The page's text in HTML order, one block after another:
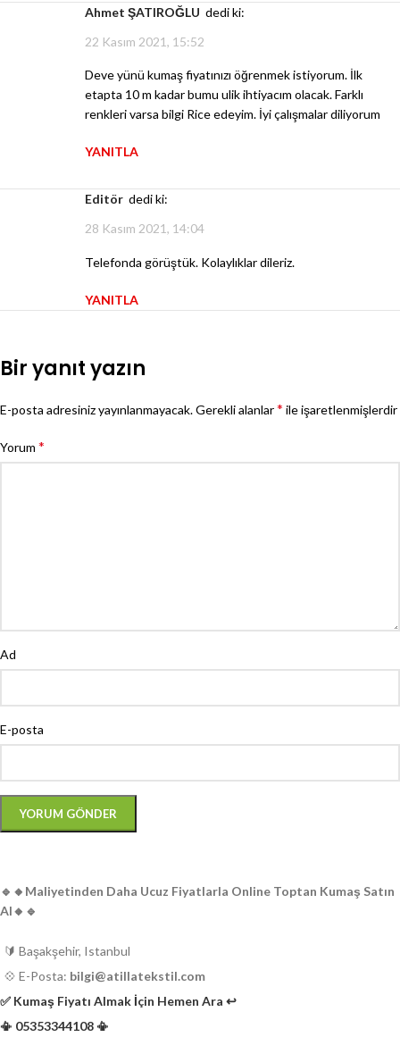
Ahmet ŞATIROĞLU dedi ki:
22 Kasım 2021, 15:52
Deve yünü kumaş fiyatınızı öğrenmek istiyorum. İlk
etapta 10 m kadar bumu ulik ihtiyacım olacak. Farklı
renkleri varsa bilgi Rice edeyim. İyi çalışmalar diliyorum
YANITLA
Editör dedi ki:
28 Kasım 2021, 14:04
Telefonda görüştük. Kolaylıklar dileriz.
YANITLA
Bir yanıt yazın
E-posta adresiniz yayınlanmayacak.Gerekli alanlar* ile işaretlenmişlerdir
Yorum *
Ad
E-posta
🔹️🔸️Maliyetinden Daha Ucuz Fiyatlarla Online Toptan Kumaş Satın
Al🔸️🔹️
🔰 Başakşehir, Istanbul
💠 E-Posta: bilgi@atillatekstil.com
✅️ Kumaş Fiyatı Almak İçin Hemen Ara ↩️
📳 05353344108 📳